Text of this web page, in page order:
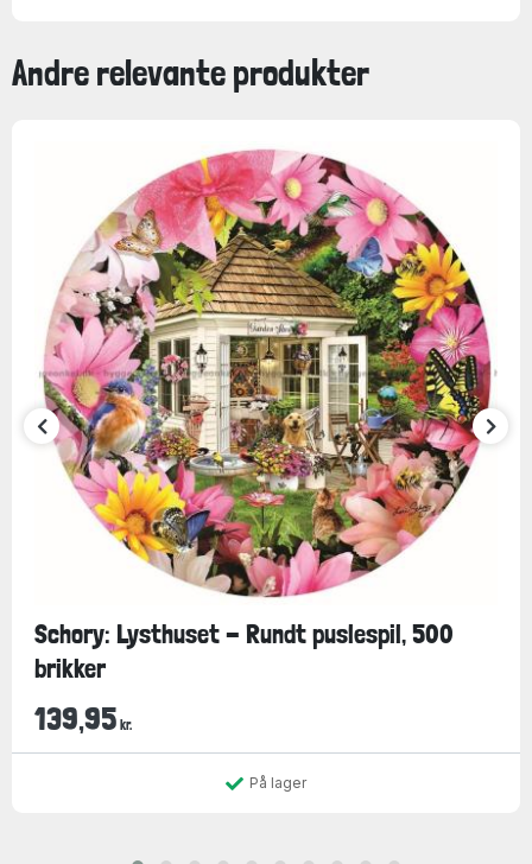
Andre relevante produkter
Schory: Lysthuset - Rundt puslespil, 500
brikker
139,95 kr.
På lager